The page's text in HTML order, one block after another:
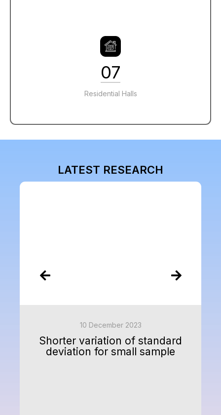
07
Residential Halls
LATEST RESEARCH
10 December 2023
Shorter variation of standard
deviation for small sample